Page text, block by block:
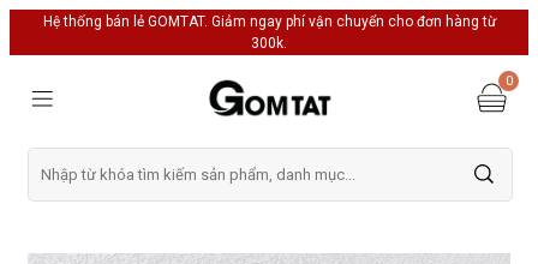
Hệ thống bán lẻ GOMTAT. Giảm ngay phí vận chuyển cho đơn hàng từ
300k.
0